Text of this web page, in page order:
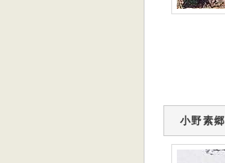
小野素郷